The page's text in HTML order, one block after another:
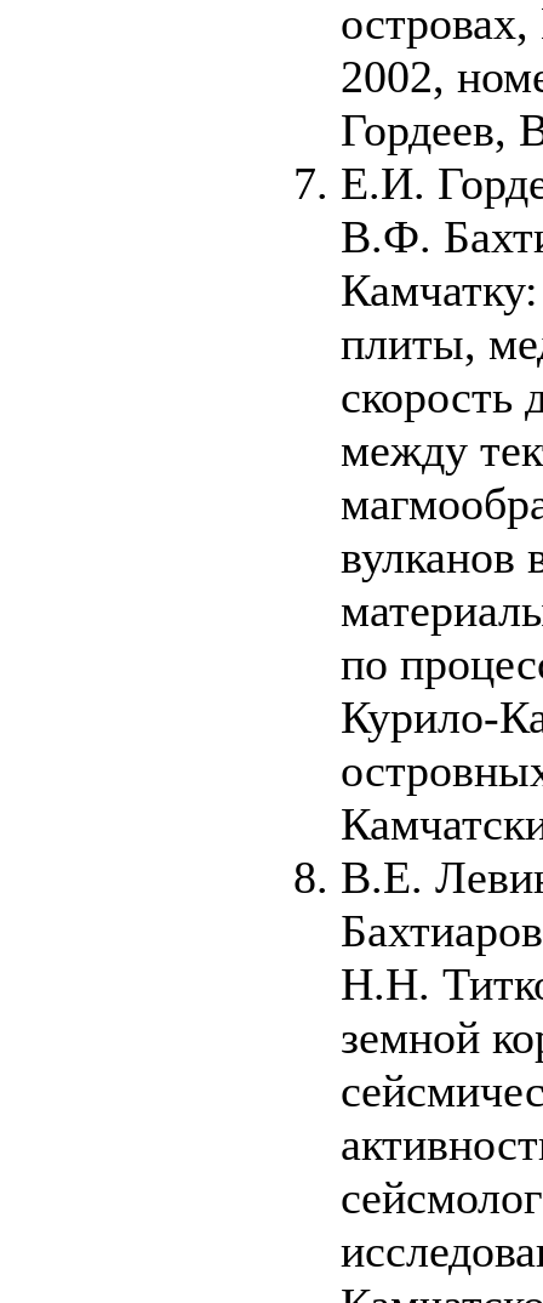
2002,
Гордеев,
Е.И.
В.Ф.
плиты,
скорость
между
вулканов
по
Курило-
В.Е.
Н.Н.
земной